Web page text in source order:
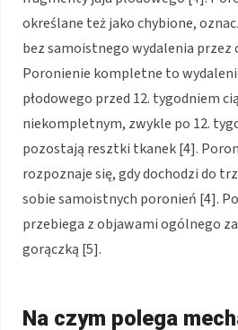
określane też jako chybione,
bez samoistnego wydalenia przez
Poronienie kompletne to
płodowego przed 12. tygodniem
niekompletnym, zwykle po 12.
pozostają resztki tkanek [4].
rozpoznaje się, gdy dochodzi do
sobie samoistnych poronień [4].
przebiega z objawami ogólnego
gorączką [5].
Na czym polega